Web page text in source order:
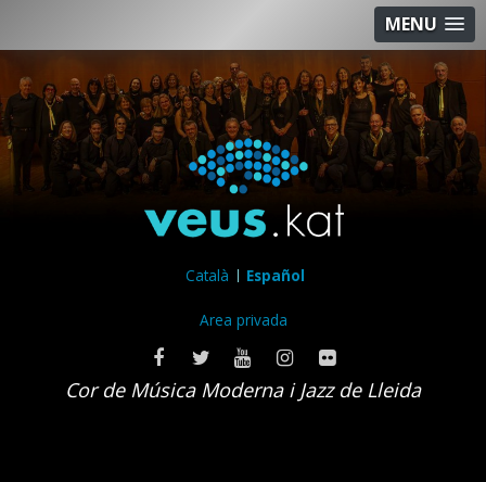
MENU
Català Español
Area privada
Cor de Música Moderna i Jazz de Lleida